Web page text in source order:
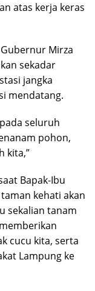
atas kerja keras
Mirza
sekadar
jangka
mendatang.
seluruh
pohon,
kita,”
Bapak-Ibu
kehati akan
sekalian tanam
cucu kita, serta
Lampung ke